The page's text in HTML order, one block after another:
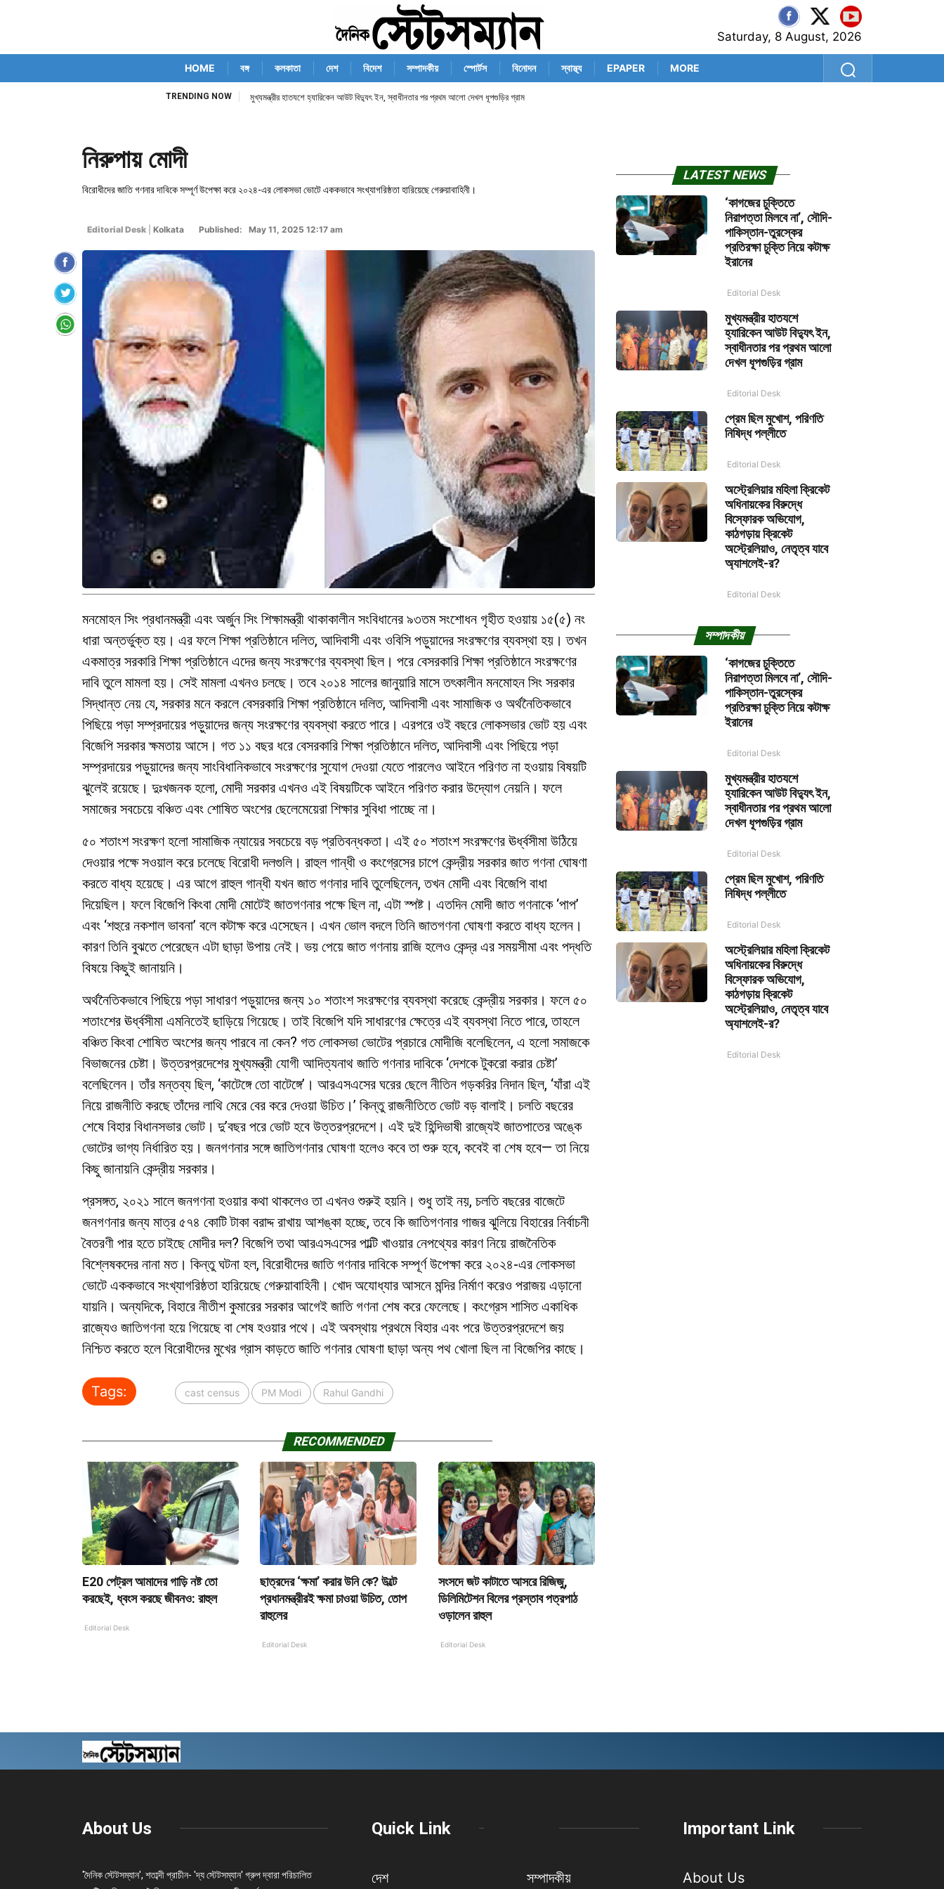
Saturday, 8 August, 2026
HOME বঙ্গ কলকাতা দেশ বিদেশ সম্পাদকীয় স্পোর্টস বিনোদন স্বাস্থ্য EPAPER MORE
TRENDING NOW মুখ্যমন্ত্রীর হাতযশে হ্যারিকেন আউট বিদ্যুৎ ইন, স্বাধীনতার পর প্রথম আলো দেখল ধূপগুড়ির গ্রাম
নিরুপায় মোদী
বিরোধীদের জাতি গণনার দাবিকে সম্পূর্ণ উপেক্ষা করে ২০২৪-এর লোকসভা ভোটে এককভাবে সংখ্যাগরিষ্ঠতা হারিয়েছে গেরুয়াবাহিনী।
Editorial Desk Kolkata Published: May 11, 2025 12:17 am
মনমোহন সিং প্রধানমন্ত্রী এবং অর্জুন সিং শিক্ষামন্ত্রী থাকাকালীন সংবিধানের ৯৩তম সংশোধন গৃহীত হওয়ায় ১৫(৫) নং
ধারা অন্তর্ভুক্ত হয়। এর ফলে শিক্ষা প্রতিষ্ঠানে দলিত, আদিবাসী এবং ওবিসি পড়ুয়াদের সংরক্ষণের ব্যবস্থা হয়। তখন
একমাত্র সরকারি শিক্ষা প্রতিষ্ঠানে এদের জন্য সংরক্ষণের ব্যবস্থা ছিল। পরে বেসরকারি শিক্ষা প্রতিষ্ঠানে সংরক্ষণের
দাবি তুলে মামলা হয়। সেই মামলা এখনও চলছে। তবে ২০১৪ সালের জানুয়ারি মাসে তৎকালীন মনমোহন সিং সরকার
সিদ্ধান্ত নেয় যে, সরকার মনে করলে বেসরকারি শিক্ষা প্রতিষ্ঠানে দলিত, আদিবাসী এবং সামাজিক ও অর্থনৈতিকভাবে
পিছিয়ে পড়া সম্প্রদায়ের পড়ুয়াদের জন্য সংরক্ষণের ব্যবস্থা করতে পারে। এরপরে ওই বছরে লোকসভার ভোট হয় এবং
বিজেপি সরকার ক্ষমতায় আসে। গত ১১ বছর ধরে বেসরকারি শিক্ষা প্রতিষ্ঠানে দলিত, আদিবাসী এবং পিছিয়ে পড়া
সম্প্রদায়ের পড়ুয়াদের জন্য সাংবিধানিকভাবে সংরক্ষণের সুযোগ দেওয়া যেতে পারলেও আইনে পরিণত না হওয়ায় বিষয়টি
ঝুলেই রয়েছে। দুঃখজনক হলো, মোদী সরকার এখনও এই বিষয়টিকে আইনে পরিণত করার উদ্যোগ নেয়নি। ফলে
সমাজের সবচেয়ে বঞ্চিত এবং শোষিত অংশের ছেলেমেয়েরা শিক্ষার সুবিধা পাচ্ছে না।
৫০ শতাংশ সংরক্ষণ হলো সামাজিক ন্যায়ের সবচেয়ে বড় প্রতিবন্ধকতা। এই ৫০ শতাংশ সংরক্ষণের ঊর্ধ্বসীমা উঠিয়ে
দেওয়ার পক্ষে সওয়াল করে চলেছে বিরোধী দলগুলি। রাহুল গান্ধী ও কংগ্রেসের চাপে কেন্দ্রীয় সরকার জাত গণনা ঘোষণা
করতে বাধ্য হয়েছে। এর আগে রাহুল গান্ধী যখন জাত গণনার দাবি তুলেছিলেন, তখন মোদী এবং বিজেপি বাধা
দিয়েছিল। ফলে বিজেপি কিংবা মোদী মোটেই জাতগণনার পক্ষে ছিল না, এটা স্পষ্ট। এতদিন মোদী জাত গণনাকে ‘পাপ’
এবং ‘শহুরে নকশাল ভাবনা’ বলে কটাক্ষ করে এসেছেন। এখন ভোল বদলে তিনি জাতগণনা ঘোষণা করতে বাধ্য হলেন।
কারণ তিনি বুঝতে পেরেছেন এটা ছাড়া উপায় নেই। ভয় পেয়ে জাত গণনায় রাজি হলেও কেন্দ্র এর সময়সীমা এবং পদ্ধতি
বিষয়ে কিছুই জানায়নি।
অর্থনৈতিকভাবে পিছিয়ে পড়া সাধারণ পড়ুয়াদের জন্য ১০ শতাংশ সংরক্ষণের ব্যবস্থা করেছে কেন্দ্রীয় সরকার। ফলে ৫০
শতাংশের ঊর্ধ্বসীমা এমনিতেই ছাড়িয়ে গিয়েছে। তাই বিজেপি যদি সাধারণের ক্ষেত্রে এই ব্যবস্থা নিতে পারে, তাহলে
বঞ্চিত কিংবা শোষিত অংশের জন্য পারবে না কেন? গত লোকসভা ভোটের প্রচারে মোদীজি বলেছিলেন, এ হলো সমাজকে
বিভাজনের চেষ্টা। উত্তরপ্রদেশের মুখ্যমন্ত্রী যোগী আদিত্যনাথ জাতি গণনার দাবিকে ‘দেশকে টুকরো করার চেষ্টা’
বলেছিলেন। তাঁর মন্তব্য ছিল, ‘কাটেঙ্গে তো বাটেঙ্গে’। আরএসএসের ঘরের ছেলে নীতিন গড়করির নিদান ছিল, ‘যাঁরা এই
নিয়ে রাজনীতি করছে তাঁদের লাথি মেরে বের করে দেওয়া উচিত।’ কিন্তু রাজনীতিতে ভোট বড় বালাই। চলতি বছরের
শেষে বিহার বিধানসভার ভোট। দু’বছর পরে ভোট হবে উত্তরপ্রদেশে। এই দুই হিন্দিভাষী রাজ্যেই জাতপাতের অঙ্কে
ভোটের ভাগ্য নির্ধারিত হয়। জনগণনার সঙ্গে জাতিগণনার ঘোষণা হলেও কবে তা শুরু হবে, কবেই বা শেষ হবে— তা নিয়ে
কিছু জানায়নি কেন্দ্রীয় সরকার।
প্রসঙ্গত, ২০২১ সালে জনগণনা হওয়ার কথা থাকলেও তা এখনও শুরুই হয়নি। শুধু তাই নয়, চলতি বছরের বাজেটে
জনগণনার জন্য মাত্র ৫৭৪ কোটি টাকা বরাদ্দ রাখায় আশঙ্কা হচ্ছে, তবে কি জাতিগণনার গাজর ঝুলিয়ে বিহারের নির্বাচনী
বৈতরণী পার হতে চাইছে মোদীর দল? বিজেপি তথা আরএসএসের পাল্টি খাওয়ার নেপথ্যের কারণ নিয়ে রাজনৈতিক
বিশ্লেষকদের নানা মত। কিন্তু ঘটনা হল, বিরোধীদের জাতি গণনার দাবিকে সম্পূর্ণ উপেক্ষা করে ২০২৪-এর লোকসভা
ভোটে এককভাবে সংখ্যাগরিষ্ঠতা হারিয়েছে গেরুয়াবাহিনী। খোদ অযোধ্যার আসনে মন্দির নির্মাণ করেও পরাজয় এড়ানো
যায়নি। অন্যদিকে, বিহারে নীতীশ কুমারের সরকার আগেই জাতি গণনা শেষ করে ফেলেছে। কংগ্রেস শাসিত একাধিক
রাজ্যেও জাতিগণনা হয়ে গিয়েছে বা শেষ হওয়ার পথে। এই অবস্থায় প্রথমে বিহার এবং পরে উত্তরপ্রদেশে জয়
নিশ্চিত করতে হলে বিরোধীদের মুখের গ্রাস কাড়তে জাতি গণনার ঘোষণা ছাড়া অন্য পথ খোলা ছিল না বিজেপির কাছে।
Tags: cast census PM Modi Rahul Gandhi
RECOMMENDED
E20 পেট্রল আমাদের গাড়ি নষ্ট তো
করছেই, ধ্বংস করছে জীবনও: রাহুল
Editorial Desk
ছাত্রদের ‘ক্ষমা’ করার উনি কে? উল্টে
প্রধানমন্ত্রীরই ক্ষমা চাওয়া উচিত, তোপ
রাহুলের
Editorial Desk
সংসদে জট কাটাতে আসরে রিজিজু,
ডিলিমিটেশন বিলের প্রস্তাব পত্রপাঠ
ওড়ালেন রাহুল
Editorial Desk
LATEST NEWS
‘কাগজের চুক্তিতে
নিরাপত্তা মিলবে না’, সৌদি-
পাকিস্তান-তুরস্কের
প্রতিরক্ষা চুক্তি নিয়ে কটাক্ষ
ইরানের
Editorial Desk
মুখ্যমন্ত্রীর হাতযশে
হ্যারিকেন আউট বিদ্যুৎ ইন,
স্বাধীনতার পর প্রথম আলো
দেখল ধূপগুড়ির গ্রাম
Editorial Desk
প্রেম ছিল মুখোশ, পরিণতি
নিষিদ্ধ পল্লীতে
Editorial Desk
অস্ট্রেলিয়ার মহিলা ক্রিকেট
অধিনায়কের বিরুদ্ধে
বিস্ফোরক অভিযোগ,
কাঠগড়ায় ক্রিকেট
অস্ট্রেলিয়াও, নেতৃত্ব যাবে
অ্যাশলেই-র?
Editorial Desk
সম্পাদকীয়
‘কাগজের চুক্তিতে
নিরাপত্তা মিলবে না’, সৌদি-
পাকিস্তান-তুরস্কের
প্রতিরক্ষা চুক্তি নিয়ে কটাক্ষ
ইরানের
Editorial Desk
মুখ্যমন্ত্রীর হাতযশে
হ্যারিকেন আউট বিদ্যুৎ ইন,
স্বাধীনতার পর প্রথম আলো
দেখল ধূপগুড়ির গ্রাম
Editorial Desk
প্রেম ছিল মুখোশ, পরিণতি
নিষিদ্ধ পল্লীতে
Editorial Desk
অস্ট্রেলিয়ার মহিলা ক্রিকেট
অধিনায়কের বিরুদ্ধে
বিস্ফোরক অভিযোগ,
কাঠগড়ায় ক্রিকেট
অস্ট্রেলিয়াও, নেতৃত্ব যাবে
অ্যাশলেই-র?
Editorial Desk
About Us
'দৈনিক স্টেটসম্যান', শতাব্দী প্রাচীন- 'দ্য স্টেটসম্যান' গ্রুপ দ্বারা পরিচালিত
Quick Link
দেশ সম্পাদকীয়
Important Link
About Us